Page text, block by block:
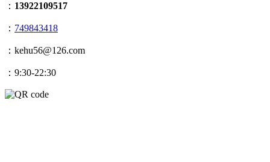
： 13922109517
： 749843418
：kehu56@126.com
：9:30-22:30